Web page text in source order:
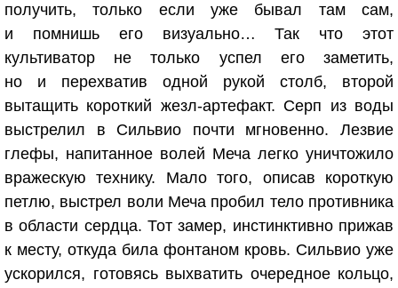
получить, только если уже бывал там сам,
и помнишь его визуально… Так что этот
культиватор не только успел его заметить,
но и перехватив одной рукой столб, второй
вытащить короткий жезл-артефакт. Серп из воды
выстрелил в Сильвио почти мгновенно. Лезвие
глефы, напитанное волей Меча легко уничтожило
вражескую технику. Мало того, описав короткую
петлю, выстрел воли Меча пробил тело противника
в области сердца. Тот замер, инстинктивно прижав
к месту, откуда била фонтаном кровь. Сильвио уже
ускорился, готовясь выхватить очередное кольцо,